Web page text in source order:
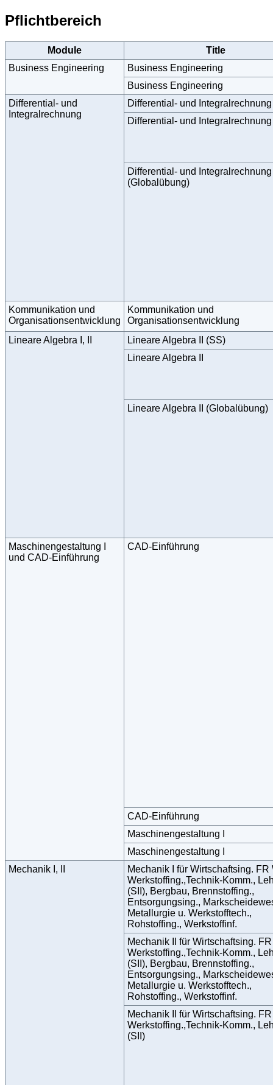
Pflichtbereich
Module
Title
Business Engineering
Business Engineering
Business Engineering
Differential- und
Integralrechnung
Differential- und Integralrechnung
Differential- und Integralrechnung
Differential- und Integralrechnung
(Globalübung)
Kommunikation und
Organisationsentwicklung
Kommunikation und
Organisationsentwicklung
Lineare Algebra I, II
Lineare Algebra II (SS)
Lineare Algebra II
Lineare Algebra II (Globalübung)
Maschinengestaltung I
und CAD-Einführung
CAD-Einführung
CAD-Einführung
Maschinengestaltung I
Maschinengestaltung I
Mechanik I, II
Mechanik I für Wirtschaftsing. FR
Werkstoffing.,Technik-Komm.,
(SII), Bergbau, Brennstoffing.,
Entsorgungsing.,
Metallurgie u. Werkstofftech.,
Rohstoffing., Werkstoffinf.
Mechanik II für Wirtschaftsing. FR
Werkstoffing.,Technik-Komm.,
(SII), Bergbau, Brennstoffing.,
Entsorgungsing.,
Metallurgie u. Werkstofftech.,
Rohstoffing., Werkstoffinf.
Mechanik II für Wirtschaftsing.
Werkstoffing.,Technik-Komm.,
(SII)